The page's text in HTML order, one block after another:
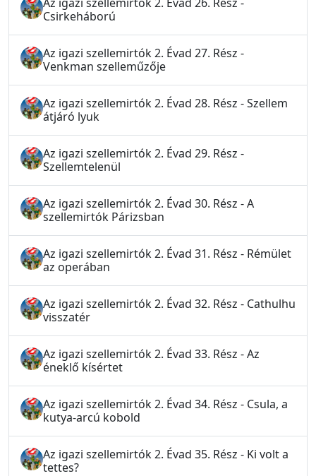
Csirkeháború
Az igazi szellemirtók 2. Évad 27. Rész -
Venkman szelleműzője
Az igazi szellemirtók 2. Évad 28. Rész - Szellem
átjáró lyuk
Az igazi szellemirtók 2. Évad 29. Rész -
Szellemtelenül
Az igazi szellemirtók 2. Évad 30. Rész - A
szellemirtók Párizsban
Az igazi szellemirtók 2. Évad 31. Rész - Rémület
az operában
Az igazi szellemirtók 2. Évad 32. Rész - Cathulhu
visszatér
Az igazi szellemirtók 2. Évad 33. Rész - Az
éneklő kísértet
Az igazi szellemirtók 2. Évad 34. Rész - Csula, a
kutya-arcú kobold
Az igazi szellemirtók 2. Évad 35. Rész - Ki volt a
tettes?